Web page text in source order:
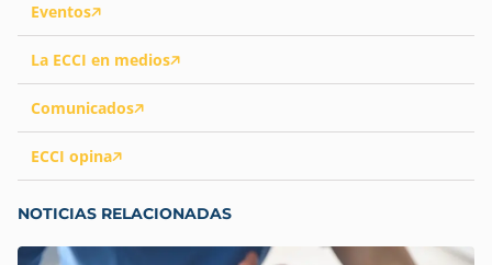
Eventos
La ECCI en medios
Comunicados
ECCI opina
NOTICIAS RELACIONADAS